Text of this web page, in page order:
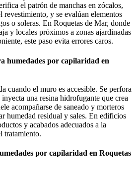
el patrón de manchas en zócalos,
revestimiento, y se evalúan elementos
o soleras. En Roquetas de Mar, donde
y locales próximos a zonas ajardinadas
este paso evita errores caros.
humedades por capilaridad en
cuando el muro es accesible. Se perfora
una resina hidrofugante que crea
acompañarse de saneado y morteros
humedad residual y sales. En edificios
y acabados adecuados a la
tratamiento.
por capilaridad en Roquetas